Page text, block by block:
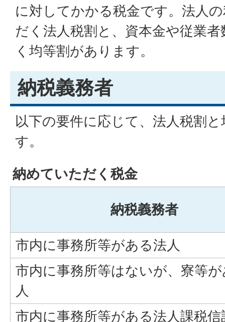
に対してかかる税金です。法人
だく法人税割と、資本金や従業
く均等割があります。
納税義務者
以下の要件に応じて、法人税割
す。
納めていただく税金
納税義務者
市内に事務所等がある法人
市内に事務所等はないが、寮等
人
市内に事務所等がある法人課税信